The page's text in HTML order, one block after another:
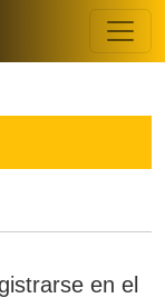
en el